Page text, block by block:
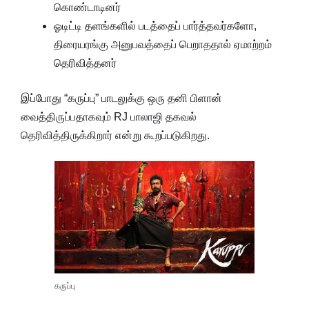
கொண்டாடினர்
ஓடிட்டி தளங்களில் படத்தைப் பார்த்தவர்களோ,
திரையரங்கு அனுபவத்தைப் பெறாததால் ஏமாற்றம்
தெரிவித்தனர்
இப்போது “கருப்பு” பாடலுக்கு ஒரு தனி பிளான்
வைத்திருப்பதாகவும் RJ பாலாஜி தகவல்
தெரிவித்திருக்கிறார் என்று கூறப்படுகிறது.
கருப்பு